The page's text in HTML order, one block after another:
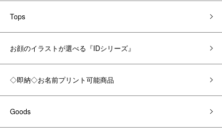
Tops
お顔のイラストが選べる『IDシリーズ』
◇即納◇お名前プリント可能商品
Goods